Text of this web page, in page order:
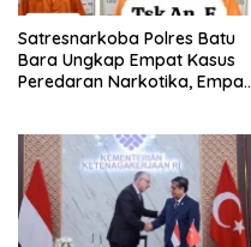
Satresnarkoba Polres Batu
Bara Ungkap Empat Kasus
Peredaran Narkotika, Empat